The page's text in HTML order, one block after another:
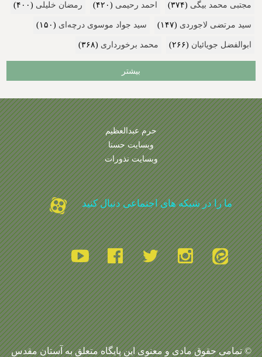
مجتبی محمد بیگی (۳۷۴) احمد رحیمی (۴۲۰) رمضان خلیلی (۴۰۰)
سید مرتضی لاجوردی (۱۴۷) سید جواد موسوی درچه‌ای (۱۵۰)
ابوالفضل جویائیان (۲۶۶) محمد برخورداری (۳۶۸)
بیشتر
حرم عبدالعظیم
وبسایت حسنا
وبسایت نذورات
ما را در شبکه های اجتماعی دنبال کنید
© تمامی حقوق مادی و معنوی این پایگاه متعلق به آستان مقدس